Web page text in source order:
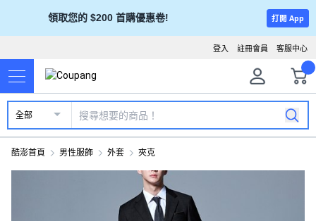
領取您的 $200 首購優惠卷! 打開 App
客服中心
註冊會員
登入
全部
酷澎首頁 男性服飾 外套 夾克